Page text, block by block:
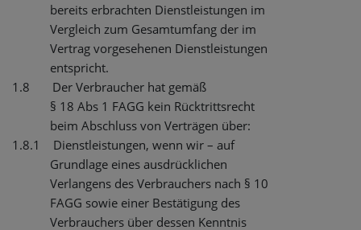
bereits erbrachten Dienstleistungen im
Vergleich zum Gesamtumfang der im
Vertrag vorgesehenen Dienstleistungen
entspricht.
1.8
Der Verbraucher hat gemäß
§ 18 Abs 1 FAGG kein Rücktrittsrecht
beim Abschluss von Verträgen über:
1.8.1
Dienstleistungen, wenn wir – auf
Grundlage eines ausdrücklichen
Verlangens des Verbrauchers nach § 10
FAGG sowie einer Bestätigung des
Verbrauchers über dessen Kenntnis